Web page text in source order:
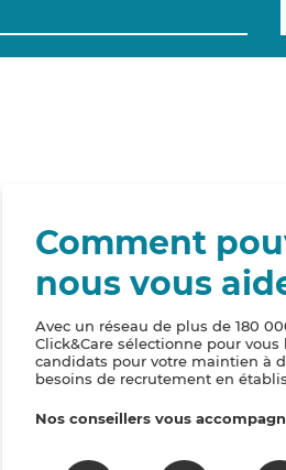
Comment
nous vous
Avec un réseau de plus de 180
Click&Care sélectionne pour
candidats pour votre maintien à
besoins de recrutement en
Nos conseillers vous